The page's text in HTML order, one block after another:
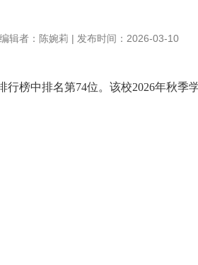
编辑者：陈婉莉 | 发布时间：2026-03-10
行榜中排名第74位。该校2026年秋